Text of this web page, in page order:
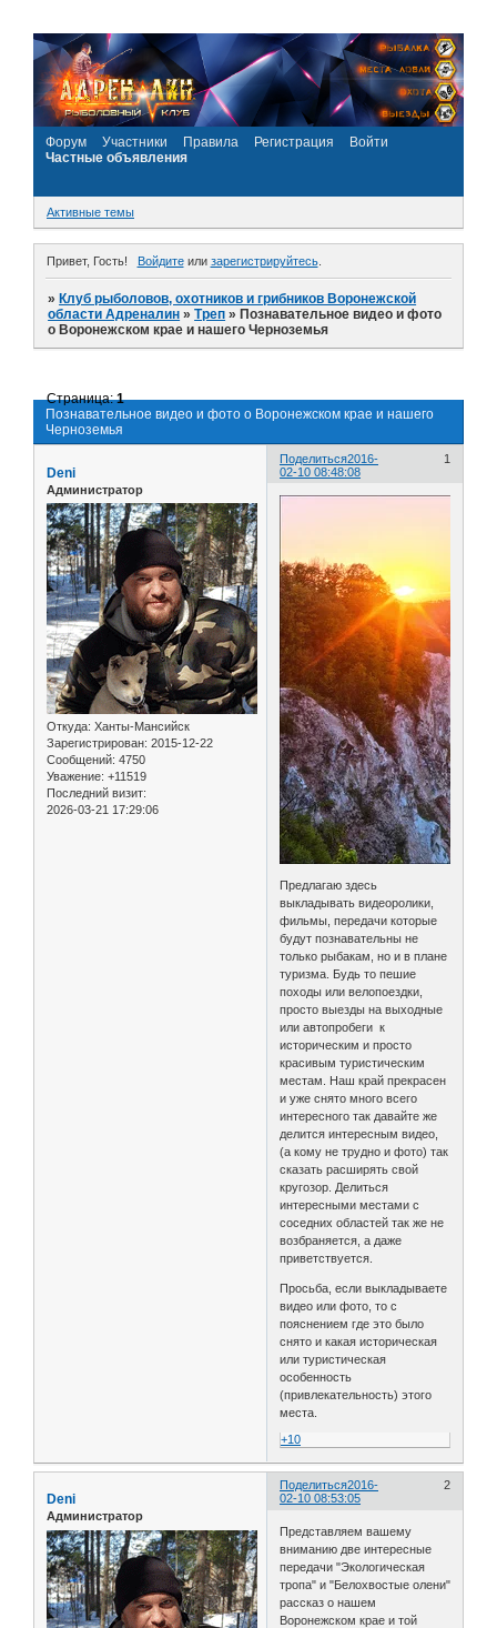
Форум Участники Правила Регистрация
Войти
Частные объявления
Активные темы
Привет, Гость! Войдитеили зарегистрируйтесь.
»Клуб рыболовов, охотников и грибников Воронежской
области Адреналин »Треп »Познавательное видео и фото
о Воронежском крае и нашего Черноземья
Познавательное видео и фото о Воронежском крае и нашего
Черноземья
Страница:1
Поделиться 1
2016-
02-10 08:48:08
Deni
Администратор
Откуда: Ханты-Мансийск
Зарегистрирован: 2015-12-22
Сообщений: 4750
Уважение: +11519
Последний визит:
2026-03-21 17:29:06
Предлагаю здесь
выкладывать видеоролики,
фильмы, передачи которые
будут познавательны не
только рыбакам, но и в плане
туризма. Будь то пешие
походы или велопоездки,
просто выезды на выходные
или автопробеги к
историческим и просто
красивым туристическим
местам. Наш край прекрасен
и уже снято много всего
интересного так давайте же
делится интересным видео,
(а кому не трудно и фото) так
сказать расширять свой
кругозор. Делиться
интересными местами с
соседних областей так же не
возбраняется, а даже
приветствуется.
Просьба, если выкладываете
видео или фото, то с
пояснением где это было
снято и какая историческая
или туристическая
особенность
(привлекательность) этого
места.
+10
Поделиться 2
2016-
02-10 08:53:05
Deni
Администратор
Представляем вашему
вниманию две интересные
передачи "Экологическая
тропа" и "Белохвостые олени"
рассказ о нашем
Воронежском крае и той